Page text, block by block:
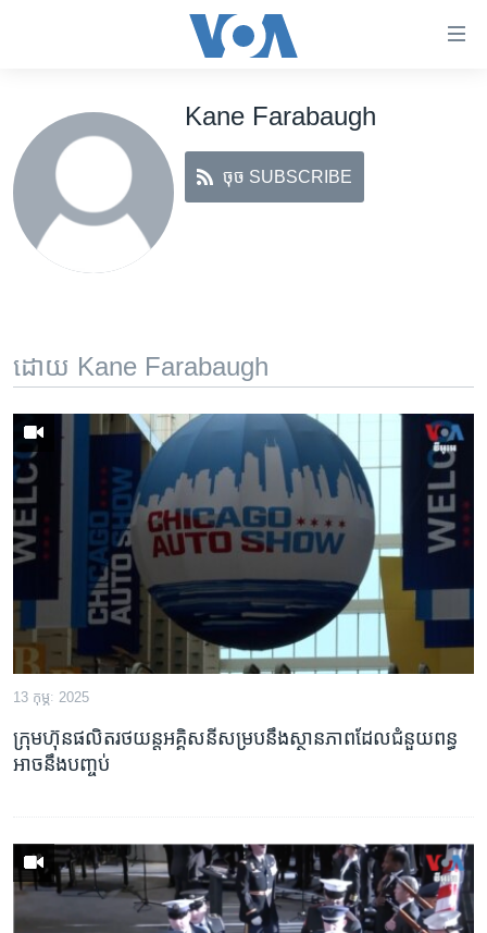
ទាក់ទង
រំលង​
និង​
ចូល​
ទៅ​​
រំលង​
និង​
ចូល​
ទំព័រ​
សម្ព័ន្ធ​
រំលង​
និង​
កាន់​
ទំព័រ​
ស្វែង​
អន្តរជាតិ
អាមេរិក
ចិន
ហេឡូវីអូអេ
ទូរទស្សន៍ / វីដេអូ​
វិទ្យុ / ផតខាសថ៍
កម្មវិធីទាំងអស់
Khmer English
បណ្តាញ​សង្គម
Kane Farabaugh
ចុច SUBSCRIBE
ដោយ Kane Farabaugh
13 កុម្ភៈ 2025
ក្រុមហ៊ុនផលិតរថយន្តអគ្គិសនីសម្របនឹងស្ថានភាពដែលជំនួយពន្ធ
អាចនឹងបញ្ចប់